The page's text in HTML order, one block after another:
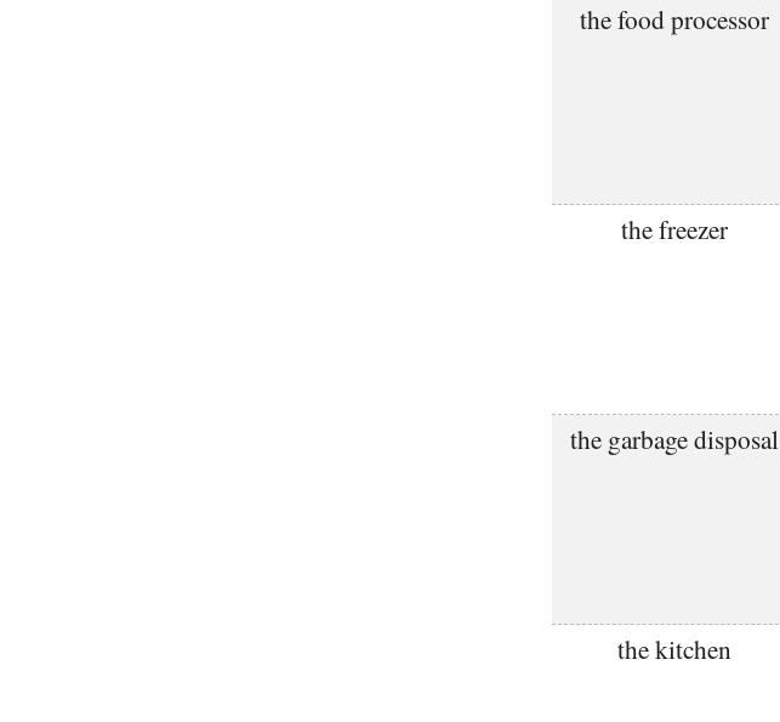
the food processor
the freezer
the garbage disposal
the kitchen